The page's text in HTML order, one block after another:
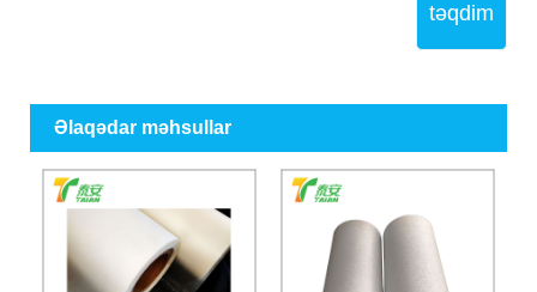
təqdim
Əlaqədar məhsullar